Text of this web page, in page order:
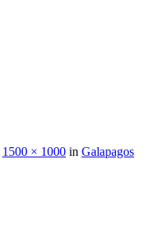
1500 × 1000 in Galapagos